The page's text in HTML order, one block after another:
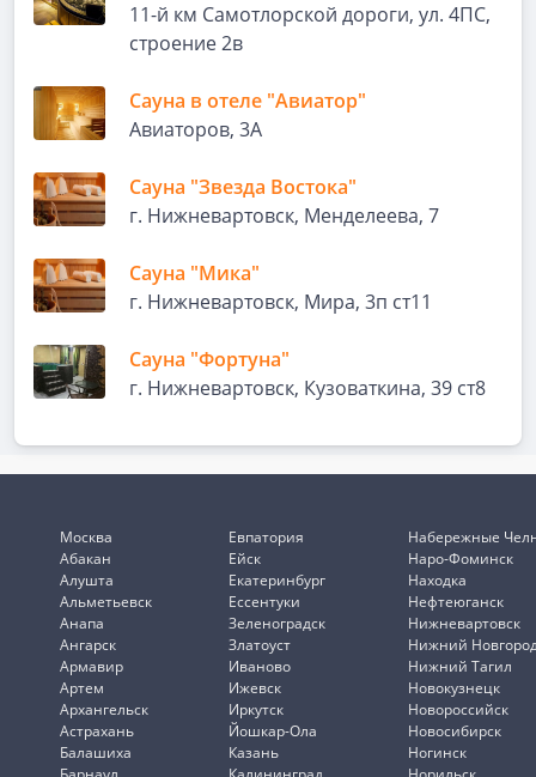
11-й км Самотлорской дороги, ул. 4ПС,
строение 2в
Сауна в отеле "Авиатор"
Авиаторов, 3А
Сауна "Звезда Востока"
г. Нижневартовск, Менделеева, 7
Сауна "Мика"
г. Нижневартовск, Мира, 3п ст11
Сауна "Фортуна"
г. Нижневартовск, Кузоваткина, 39 ст8
Москва
Абакан
Алушта
Альметьевск
Анапа
Ангарск
Армавир
Артем
Архангельск
Астрахань
Балашиха
Евпатория
Ейск
Екатеринбург
Ессентуки
Зеленоградск
Златоуст
Иваново
Ижевск
Иркутск
Йошкар-Ола
Казань
Набережные
Наро-Фоминск
Находка
Нефтеюганск
Нижневартовск
Нижний
Нижний Тагил
Новокузнецк
Новороссийск
Новосибирск
Ногинск